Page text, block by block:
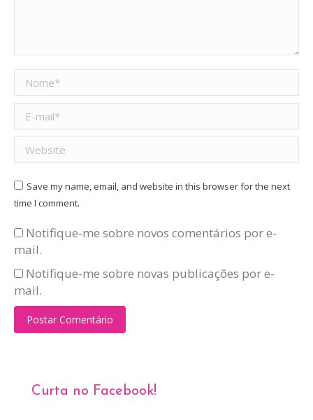
Nome *
E-mail *
Website
Save my name, email, and website in this browser for the next
time I comment.
Notifique-me sobre novos comentários por e-
mail.
Notifique-me sobre novas publicações por e-
mail.
Postar Comentário
Curta no Facebook!